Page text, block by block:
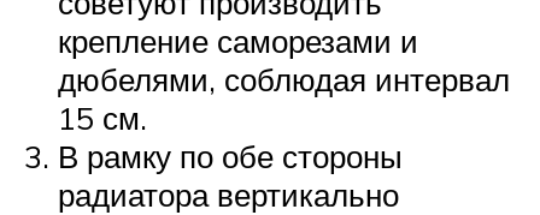
крепление саморезами и
дюбелями, соблюдая интервал
15 см.
В рамку по обе стороны
радиатора вертикально